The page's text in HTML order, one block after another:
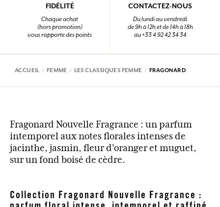
FIDÉLITÉ
Chaque achat
(hors promotion)
vous rapporte des points
CONTACTEZ-NOUS
Du lundi au vendredi
de 9h à 12h et de 14h à 18h
au +33 4 92 42 34 34
ACCUEIL FEMME LES CLASSIQUES FEMME FRAGONARD
Fragonard Nouvelle Fragrance : un parfum
intemporel aux notes florales intenses de
jacinthe, jasmin, fleur d'oranger et muguet,
sur un fond boisé de cèdre.
Collection Fragonard Nouvelle Fragrance :